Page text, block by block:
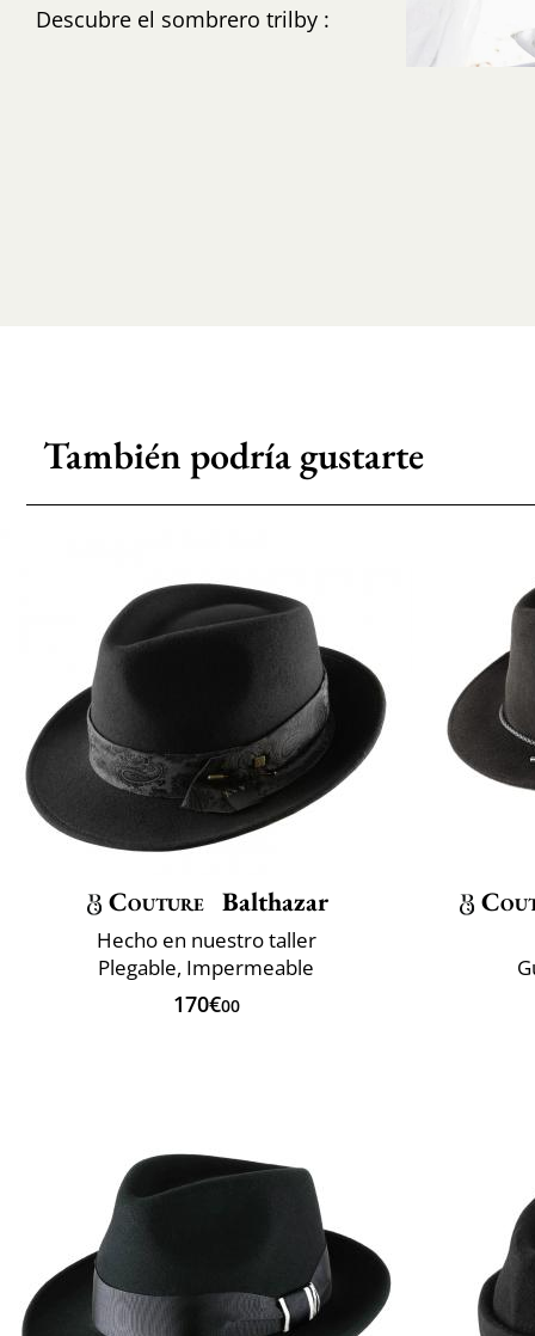
Descubre el sombrero trilby :
También podría gustarte
Couture Balthazar
Hecho en nuestro taller
Plegable, Impermeable
170€00